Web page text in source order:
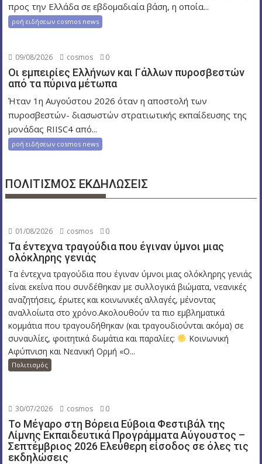
προς την Ελλάδα σε εβδομαδιαία βάση, η οποία...
ροή ειδήσεων cosmos news
09/08/2026 cosmos 0
Οι εμπειρίες Ελλήνων και Γάλλων πυροσβεστών
από τα πύρινα μέτωπα
Ήταν 1η Αυγούστου 2026 όταν η αποστολή των
πυροσβεστών- διασωστών στρατιωτικής εκπαίδευσης της
μονάδας RIISC4 από...
ροή ειδήσεων cosmos news
ΠΟΛΙΤΙΣΜΟΣ ΕΚΔΗΛΩΣΕΙΣ
01/08/2026 cosmos 0
Τα έντεχνα τραγούδια που έγιναν ύμνοι μιας
ολόκληρης γενιάς
Τα έντεχνα τραγούδια που έγιναν ύμνοι μιας ολόκληρης γενιάς
είναι εκείνα που συνδέθηκαν με συλλογικά βιώματα, νεανικές
αναζητήσεις, έρωτες και κοινωνικές αλλαγές, μένοντας
αναλλοίωτα στο χρόνο.Ακολουθούν τα πιο εμβληματικά
κομμάτια που τραγουδήθηκαν (και τραγουδιούνται ακόμα) σε
συναυλίες, φοιτητικά δωμάτια και παραλίες:
Κοινωνική
Αφύπνιση και Νεανική Ορμή «Ο...
Πολιτισμός
30/07/2026 cosmos 0
Το Μέγαρο στη Βόρεια Εύβοια Φεστιβάλ της
Λίμνης Εκπαιδευτικά Προγράμματα Αύγουστος –
Σεπτέμβριος 2026 Ελεύθερη είσοδος σε όλες τις
εκδηλώσεις